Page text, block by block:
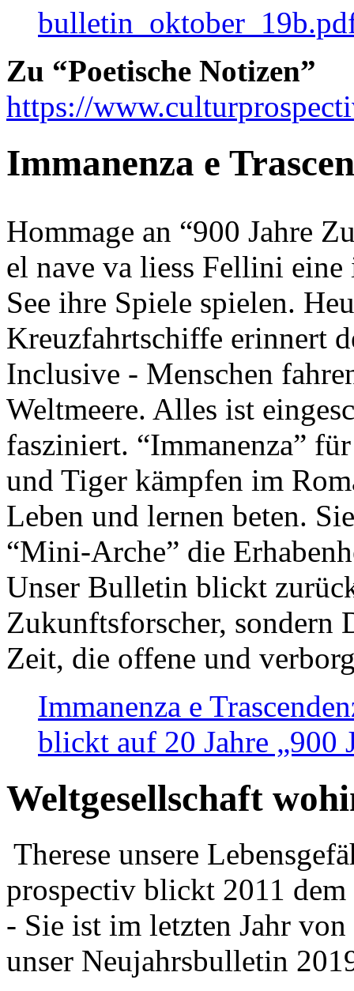
Zu “Poetische Notizen”
https://
Immanenza e
Hommage an “900 Jahre
el nave va liess Fellini
See ihre Spiele spielen.
Kreuzfahrtschiffe erinnert
Inclusive - Menschen
Weltmeere. Alles ist
fasziniert. “Immanenza”
und Tiger kämpfen im
Leben und lernen beten.
“Mini-Arche” die
Unser Bulletin blickt
Zukunftsforscher, sondern
Zeit, die offene und
Immanenza e
blickt auf 20 Jahre „900
Weltgesellschaft
Therese unsere
prospectiv blickt 2011
- Sie ist im letzten Jahr
unser Neujahrsbulletin